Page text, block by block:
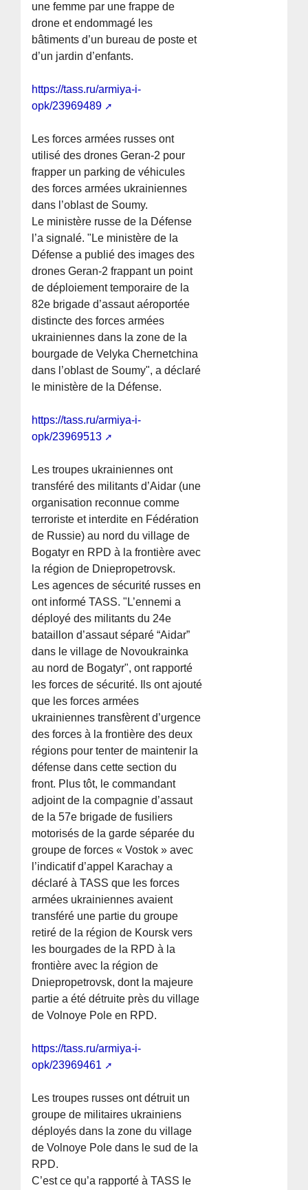
une femme par une frappe de
drone et endommagé les
bâtiments d’un bureau de poste et
d’un jardin d’enfants.
https://tass.ru/armiya-i-
opk/23969489
Les forces armées russes ont
utilisé des drones Geran-2 pour
frapper un parking de véhicules
des forces armées ukrainiennes
dans l’oblast de Soumy.
Le ministère russe de la Défense
l’a signalé. "Le ministère de la
Défense a publié des images des
drones Geran-2 frappant un point
de déploiement temporaire de la
82e brigade d’assaut aéroportée
distincte des forces armées
ukrainiennes dans la zone de la
bourgade de Velyka Chernetchina
dans l’oblast de Soumy", a déclaré
le ministère de la Défense.
https://tass.ru/armiya-i-
opk/23969513
Les troupes ukrainiennes ont
transféré des militants d’Aidar (une
organisation reconnue comme
terroriste et interdite en Fédération
de Russie) au nord du village de
Bogatyr en RPD à la frontière avec
la région de Dniepropetrovsk.
Les agences de sécurité russes en
ont informé TASS. "L’ennemi a
déployé des militants du 24e
bataillon d’assaut séparé “Aidar”
dans le village de Novoukrainka
au nord de Bogatyr", ont rapporté
les forces de sécurité. Ils ont ajouté
que les forces armées
ukrainiennes transfèrent d’urgence
des forces à la frontière des deux
régions pour tenter de maintenir la
défense dans cette section du
front. Plus tôt, le commandant
adjoint de la compagnie d’assaut
de la 57e brigade de fusiliers
motorisés de la garde séparée du
groupe de forces « Vostok » avec
l’indicatif d’appel Karachay a
déclaré à TASS que les forces
armées ukrainiennes avaient
transféré une partie du groupe
retiré de la région de Koursk vers
les bourgades de la RPD à la
frontière avec la région de
Dniepropetrovsk, dont la majeure
partie a été détruite près du village
de Volnoye Pole en RPD.
https://tass.ru/armiya-i-
opk/23969461
Les troupes russes ont détruit un
groupe de militaires ukrainiens
déployés dans la zone du village
de Volnoye Pole dans le sud de la
RPD.
C’est ce qu’a rapporté à TASS le